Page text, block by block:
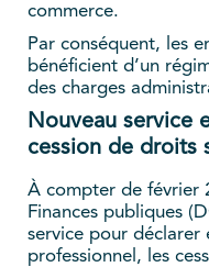
commerce.
Par conséquent, les
bénéficient d’un
des charges
Nouveau service
cession de droits
À compter de février
Finances publiques
service pour déclarer
professionnel, les